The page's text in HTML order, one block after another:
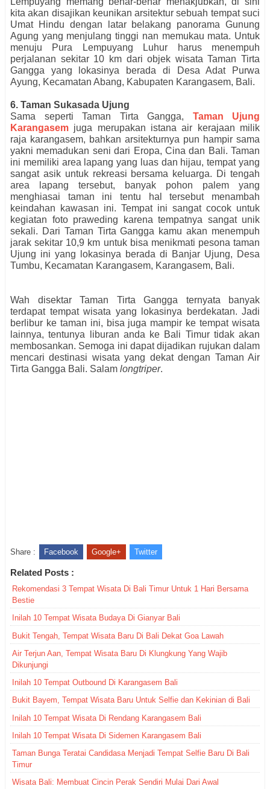
kita akan disajikan keunikan arsitektur sebuah tempat suci
Umat Hindu dengan latar belakang panorama Gunung
Agung yang menjulang tinggi nan memukau mata. Untuk
menuju Pura Lempuyang Luhur harus menempuh
perjalanan sekitar 10 km dari objek wisata Taman Tirta
Gangga yang lokasinya berada di Desa Adat Purwa
Ayung, Kecamatan Abang, Kabupaten Karangasem, Bali.
6. Taman Sukasada Ujung
Sama seperti Taman Tirta Gangga, Taman Ujung
Karangasem juga merupakan istana air kerajaan milik
raja karangasem, bahkan arsitekturnya pun hampir sama
yakni memadukan seni dari Eropa, Cina dan Bali. Taman
ini memiliki area lapang yang luas dan hijau, tempat yang
sangat asik untuk rekreasi bersama keluarga. Di tengah
area lapang tersebut, banyak pohon palem yang
menghiasai taman ini tentu hal tersebut menambah
keindahan kawasan ini. Tempat ini sangat cocok untuk
kegiatan foto praweding karena tempatnya sangat unik
sekali. Dari Taman Tirta Gangga kamu akan menempuh
jarak sekitar 10,9 km untuk bisa menikmati pesona taman
Ujung ini yang lokasinya berada di Banjar Ujung, Desa
Tumbu, Kecamatan Karangasem, Karangasem, Bali.
Wah disektar Taman Tirta Gangga ternyata banyak
terdapat tempat wisata yang lokasinya berdekatan. Jadi
berlibur ke taman ini, bisa juga mampir ke tempat wisata
lainnya, tentunya liburan anda ke Bali Timur tidak akan
membosankan. Semoga ini dapat dijadikan rujukan dalam
mencari destinasi wisata yang dekat dengan Taman Air
Tirta Gangga Bali. Salam longtriper.
Share : Facebook Google+ Twitter
Related Posts :
Rekomendasi 3 Tempat Wisata Di Bali Timur Untuk 1 Hari Bersama
Bestie
Inilah 10 Tempat Wisata Budaya Di Gianyar Bali
Bukit Tengah, Tempat Wisata Baru Di Bali Dekat Goa Lawah
Air Terjun Aan, Tempat Wisata Baru Di Klungkung Yang Wajib
Dikunjungi
Inilah 10 Tempat Outbound Di Karangasem Bali
Bukit Bayem, Tempat Wisata Baru Untuk Selfie dan Kekinian di Bali
Inilah 10 Tempat Wisata Di Rendang Karangasem Bali
Inilah 10 Tempat Wisata Di Sidemen Karangasem Bali
Taman Bunga Teratai Candidasa Menjadi Tempat Selfie Baru Di Bali
Timur
Wisata Bali: Membuat Cincin Perak Sendiri Mulai Dari Awal